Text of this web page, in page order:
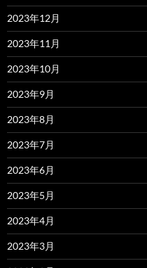
2023年12月
2023年11月
2023年10月
2023年9月
2023年8月
2023年7月
2023年6月
2023年5月
2023年4月
2023年3月